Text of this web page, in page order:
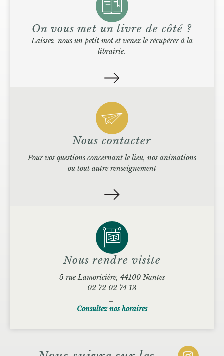
On vous met un livre de côté ?
Laissez-nous un petit mot et venez le récupérer à la
librairie.
Nous rendre visite
5 rue Lamoricière, 44100 Nantes
02 72 02 74 13
Consultez nos horaires
Nous contacter
Pour vos questions concernant le lieu, nos animations
ou tout autre renseignement